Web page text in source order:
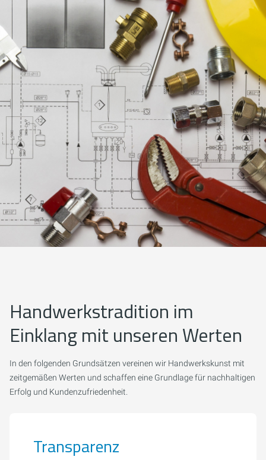
Handwerkstradition im
Einklang mit unseren Werten
In den folgenden Grundsätzen vereinen wir Handwerkskunst mit
zeitgemäßen Werten und schaffen eine Grundlage für nachhaltigen
Erfolg und Kundenzufriedenheit.
Transparenz